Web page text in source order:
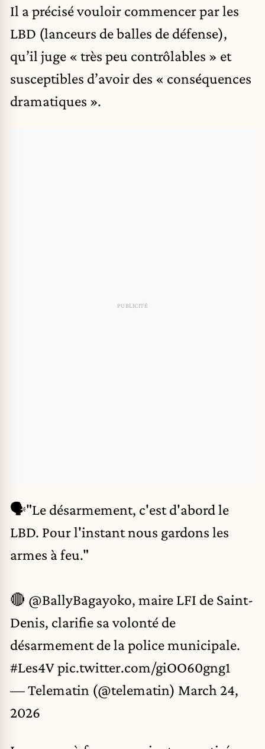
Il a précisé vouloir commencer par les
LBD (lanceurs de balles de défense),
qu’il juge « très peu contrôlables » et
susceptibles d’avoir des « conséquences
dramatiques ».
🗣️"Le désarmement, c'est d'abord le
LBD. Pour l'instant nous gardons les
armes à feu."
🔴 @BallyBagayoko, maire LFI de Saint-
Denis, clarifie sa volonté de
désarmement de la police municipale.
#Les4Vpic.twitter.com/giOO60gng1
— Telematin (@telematin) March 24,
2026